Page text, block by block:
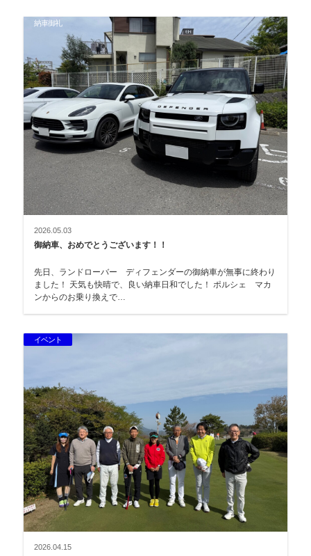
納車御礼
2026.05.03
御納車、おめでとうございます！！
先日、ランドローバー ディフェンダーの御納車が無事に終わり
ました！ 天気も快晴で、良い納車日和でした！ ポルシェ マカ
ンからのお乗り換えで…
イベント
2026.04.15